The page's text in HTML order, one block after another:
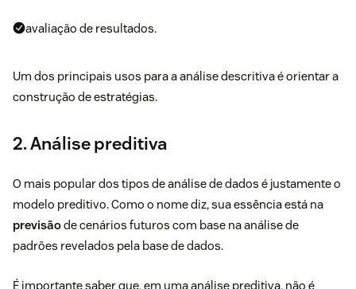
avaliação de resultados.
Um dos principais usos para a análise descritiva é orientar a
construção de estratégias.
2. Análise preditiva
O mais popular dos tipos de análise de dados é justamente o
modelo preditivo. Como o nome diz, sua essência está na
previsãode cenários futuros com base na análise de
padrões revelados pela base de dados.
É importante saber que, em uma análise preditiva, não é